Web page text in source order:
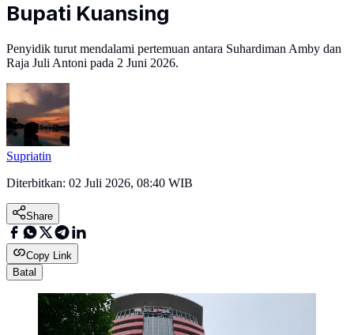
Bupati Kuansing
Penyidik turut mendalami pertemuan antara Suhardiman Amby dan
Raja Juli Antoni pada 2 Juni 2026.
Supriatin
Diterbitkan: 02 Juli 2026, 08:40 WIB
Share
Copy Link
Batal